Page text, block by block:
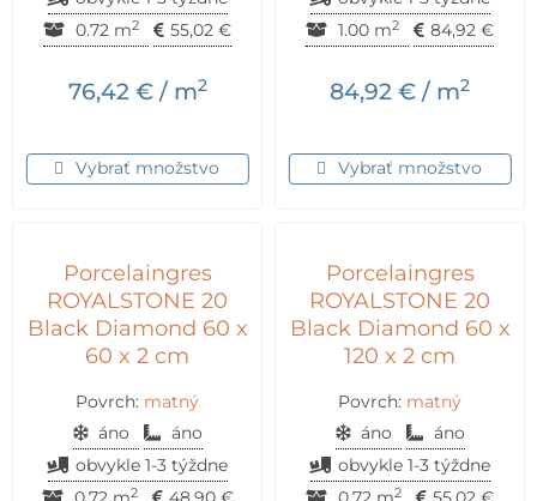
0.72 m2 55,02 €
76,42 €/ m2
Vybrať množstvo
1.00 m2 84,92 €
84,92 € / m2
Vybrať množstvo
Porcelaingres
ROYALSTONE 20
Black Diamond 60 x
60 x 2 cm
Povrch: matný
áno
áno
obvykle 1-3 týždne
2
Porcelaingres
ROYALSTONE 20
Black Diamond 60 x
120 x 2 cm
Povrch: matný
áno
áno
obvykle 1-3 týždne
2